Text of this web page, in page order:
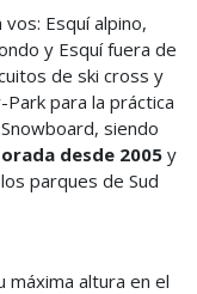
Esquí alpino,
y Esquí fuera de
de ski cross y
para la práctica
siendo
desde 2005y
parques de Sud
máxima altura en el